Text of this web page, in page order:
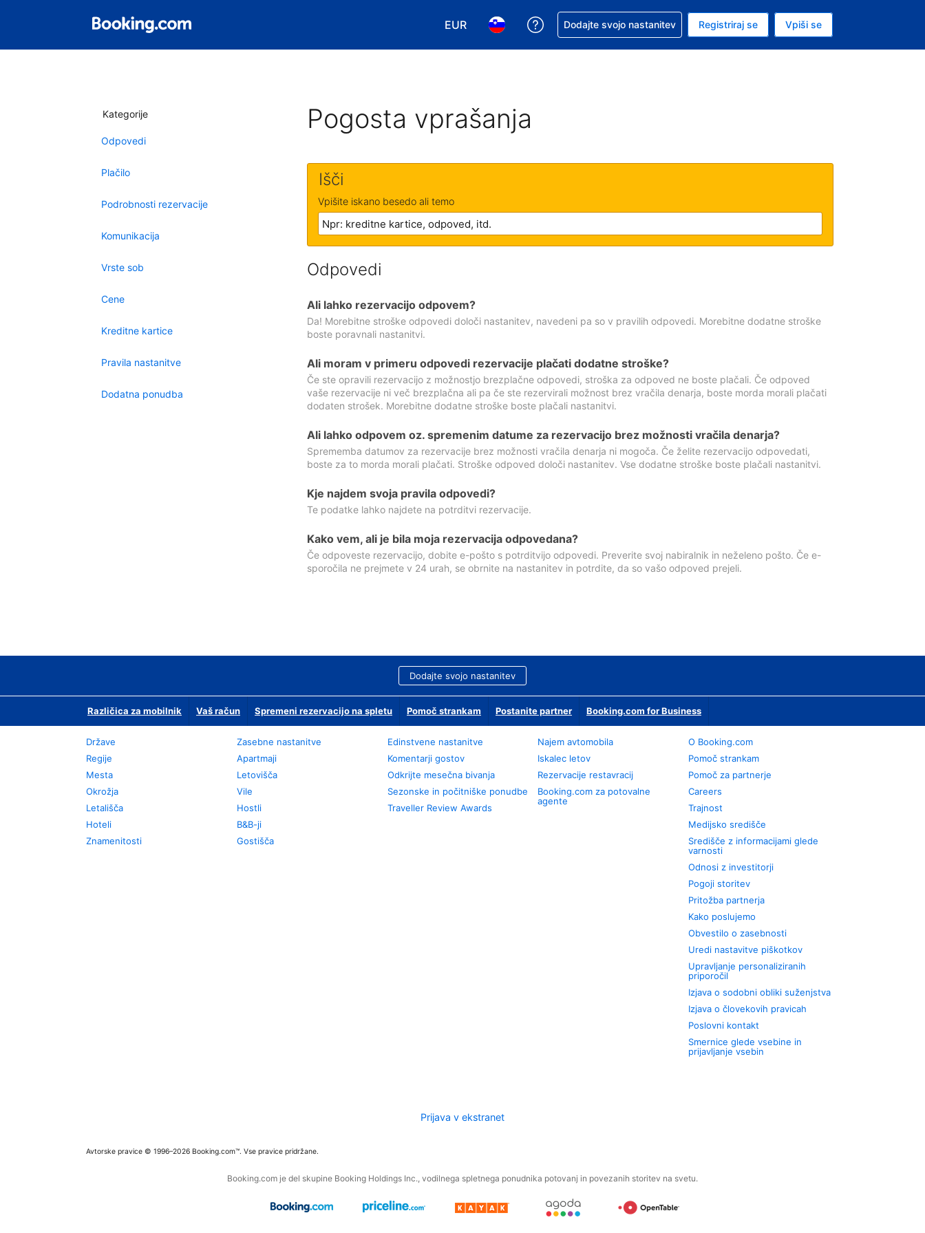
EUR
Izbira valute. Vaša trenutna valuta je evro
Izbira jezika. Vaš trenutni jezik je Slovenščini
Zaprosite za pomoč pri rezervaciji
Dodajte svojo nastanitev Registriraj se Vpiši se
Kategorije
Odpovedi
Plačilo
Podrobnosti rezervacije
Komunikacija
Vrste sob
Cene
Kreditne kartice
Pravila nastanitve
Dodatna ponudba
Pogosta vprašanja
Išči
Vpišite iskano besedo ali temo
Odpovedi
Ali lahko rezervacijo odpovem?
Da! Morebitne stroške odpovedi določi nastanitev, navedeni pa so v pravilih odpovedi. Morebitne dodatne stroške
boste poravnali nastanitvi.
Ali moram v primeru odpovedi rezervacije plačati dodatne stroške?
Če ste opravili rezervacijo z možnostjo brezplačne odpovedi, stroška za odpoved ne boste plačali. Če odpoved
vaše rezervacije ni več brezplačna ali pa če ste rezervirali možnost brez vračila denarja, boste morda morali plačati
dodaten strošek. Morebitne dodatne stroške boste plačali nastanitvi.
Ali lahko odpovem oz. spremenim datume za rezervacijo brez možnosti vračila denarja?
Sprememba datumov za rezervacije brez možnosti vračila denarja ni mogoča. Če želite rezervacijo odpovedati,
boste za to morda morali plačati. Stroške odpoved določi nastanitev. Vse dodatne stroške boste plačali nastanitvi.
Kje najdem svoja pravila odpovedi?
Te podatke lahko najdete na potrditvi rezervacije.
Kako vem, ali je bila moja rezervacija odpovedana?
Če odpoveste rezervacijo, dobite e-pošto s potrditvijo odpovedi. Preverite svoj nabiralnik in neželeno pošto. Če e-
sporočila ne prejmete v 24 urah, se obrnite na nastanitev in potrdite, da so vašo odpoved prejeli.
Dodajte svojo nastanitev
Različica za mobilnik Vaš račun Spremeni rezervacijo na spletu Pomoč strankam Postanite partner Booking.com for Business
Države
Regije
Mesta
Okrožja
Letališča
Hoteli
Znamenitosti
Zasebne nastanitve
Apartmaji
Letovišča
Vile
Hostli
B&B-ji
Gostišča
Edinstvene nastanitve
Komentarji gostov
Odkrijte mesečna bivanja
Sezonske in počitniške ponudbe
Traveller Review Awards
Najem avtomobila
Iskalec letov
Rezervacije restavracij
Booking.com za potovalne
agente
O Booking.com
Pomoč strankam
Pomoč za partnerje
Careers
Trajnost
Medijsko središče
Središče z informacijami glede
varnosti
Odnosi z investitorji
Pogoji storitev
Pritožba partnerja
Kako poslujemo
Obvestilo o zasebnosti
Uredi nastavitve piškotkov
Upravljanje personaliziranih
priporočil
Izjava o sodobni obliki suženjstva
Izjava o človekovih pravicah
Poslovni kontakt
Smernice glede vsebine in
prijavljanje vsebin
Prijava v ekstranet
Avtorske pravice © 1996–2026 Booking.com™. Vse pravice pridržane.
Booking.com je del skupine Booking Holdings Inc., vodilnega spletnega ponudnika potovanj in povezanih storitev na svetu.